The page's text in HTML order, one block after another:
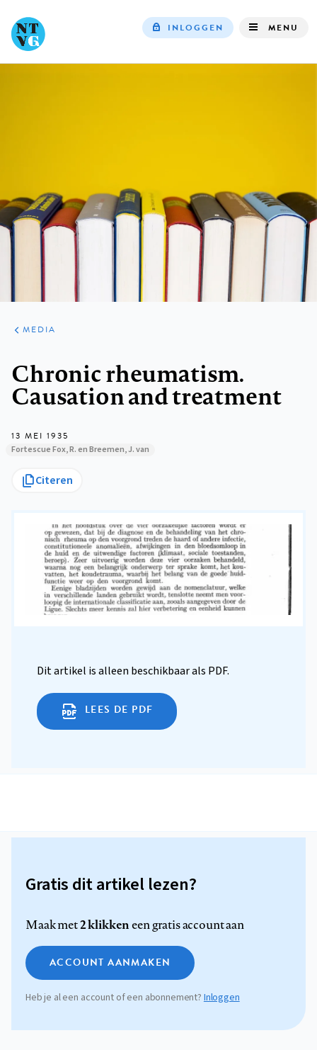
INLOGGEN MENU
ARTIKELEN
VARIA
MEDIA
Chronic rheumatism.
Causation and treatment
13 MEI 1935
Fortescue Fox, R. en Breemen, J. van
Citeren
Dit artikel is alleen beschikbaar als PDF.
LEES DE PDF
Gratis dit artikel lezen?
Maak met2 klikkeneen gratis account aan
ACCOUNT AANMAKEN
Heb je al een account of een abonnement? Inloggen